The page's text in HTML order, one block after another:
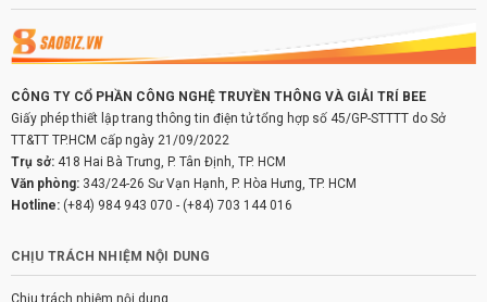
CÔNG TY CỔ PHẦN CÔNG NGHỆ TRUYỀN THÔNG VÀ GIẢI TRÍ BEE
Giấy phép thiết lập trang thông tin điện tử tổng hợp số 45/GP-STTTT do Sở
TT&TT TP.HCM cấp ngày 21/09/2022
Trụ sở: 418 Hai Bà Trưng, P. Tân Định, TP. HCM
Văn phòng: 343/24-26 Sư Vạn Hạnh, P. Hòa Hưng, TP. HCM
Hotline: (+84) 984 943 070 - (+84) 703 144 016
CHỊU TRÁCH NHIỆM NỘI DUNG
Chịu trách nhiệm nội dung